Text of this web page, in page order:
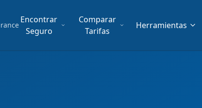
Encontrar
Seguro
Comparar
Tarifas
Herramientas